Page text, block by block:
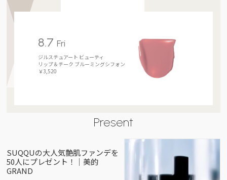
8.7Fri
ジルスチュアート ビューティ
リップ＆チーク ブルーミングシフォン
￥3,520
Present
SUQQUの大人気艶肌ファンデを
50人にプレゼント！｜美的
GRAND